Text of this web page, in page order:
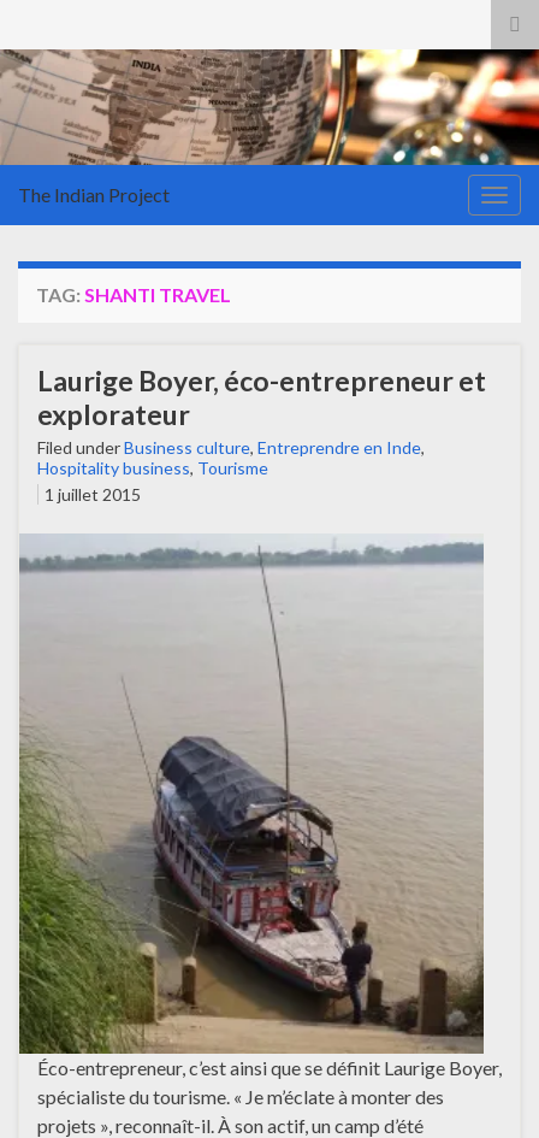
The Indian Project
TAG: SHANTI TRAVEL
Laurige Boyer, éco-entrepreneur et
explorateur
Filed underBusiness culture, Entreprendre en Inde,
Hospitality business, Tourisme
1 juillet 2015
Éco-entrepreneur, c’est ainsi que se définit Laurige Boyer,
spécialiste du tourisme. « Je m’éclate à monter des
projets », reconnaît-il. À son actif, un camp d’été